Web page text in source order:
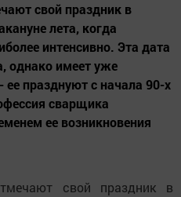
свой праздник в
лета, когда
интенсивно. Эта дата
однако имеет уже
празднуют с начала 90-х
сварщика
ее возникновения
свой праздник в